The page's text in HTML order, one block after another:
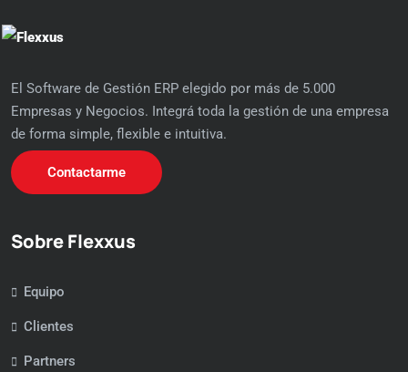
El Software de Gestión ERP elegido por más de 5.000
Empresas y Negocios. Integrá toda la gestión de una empresa
de forma simple, flexible e intuitiva.
Contactarme
Sobre Flexxus
Equipo
Clientes
Partners